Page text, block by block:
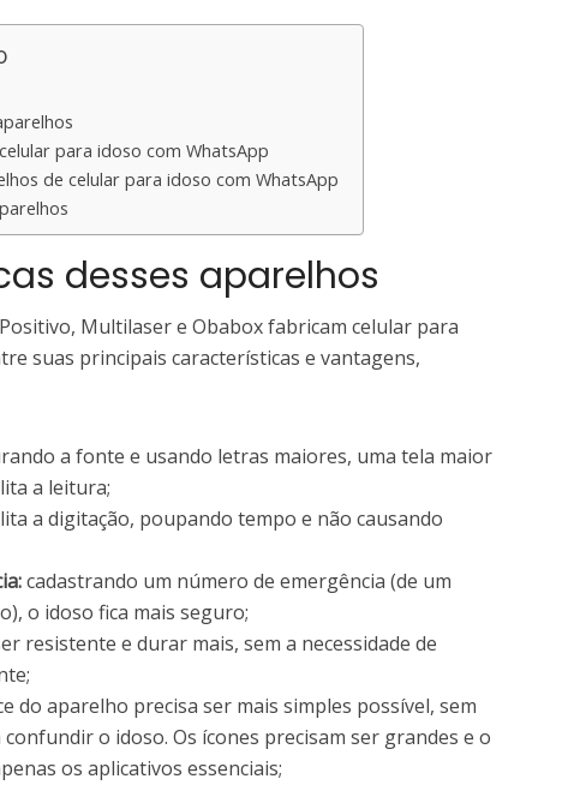
para idoso com WhatsApp
de celular para idoso com WhatsApp
desses aparelhos
Multilaser e Obabox fabricam celular para
suas principais características e vantagens,
a fonte e usando letras maiores, uma tela maior
a leitura;
a digitação, poupando tempo e não causando
cadastrando um número de emergência (de um
o idoso fica mais seguro;
resistente e durar mais, sem a necessidade de
do aparelho precisa ser mais simples possível, sem
o idoso. Os ícones precisam ser grandes e o
os aplicativos essenciais;